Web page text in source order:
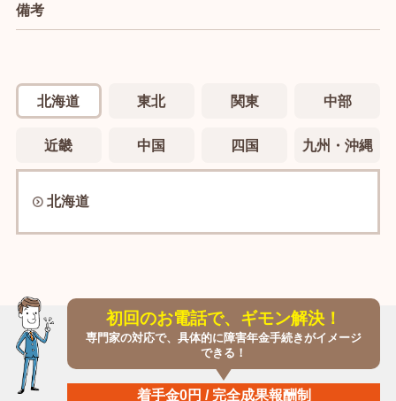
備考
北海道 東北 関東 中部
近畿 中国 四国 九州・沖縄
北海道
初回のお電話で、ギモン解決！
専門家の対応で、具体的に障害年金手続きがイメージ
できる！
着手金0円 / 完全成果報酬制